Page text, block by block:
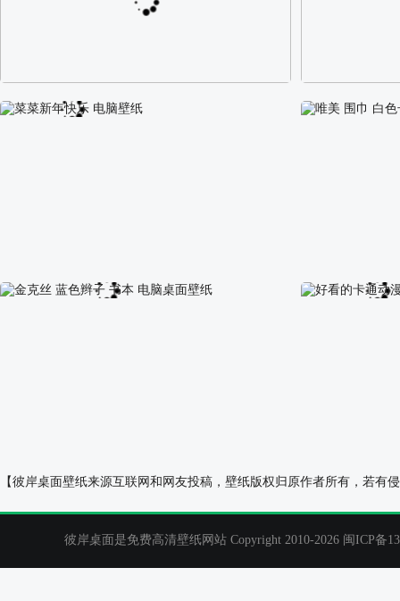
阿尔卑斯山区自然风景壁纸 校园长发可爱
菜菜新年快乐 电脑壁纸 唯美 围巾 白色
【彼岸桌面壁纸来源互联网和网友投稿，壁纸版权归原作者所有，若
彼岸桌面是免费高清壁纸网站 Copyright 2010-2026 闽ICP备